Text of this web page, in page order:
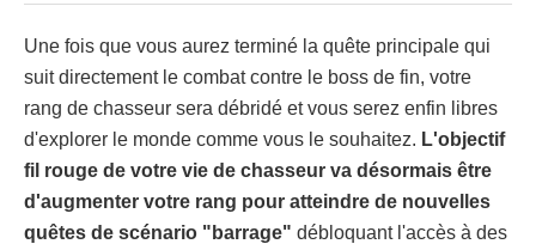
Une fois que vous aurez terminé la quête principale qui
suit directement le combat contre le boss de fin, votre
rang de chasseur sera débridé et vous serez enfin libres
d'explorer le monde comme vous le souhaitez. L'objectif
fil rouge de votre vie de chasseur va désormais être
d'augmenter votre rang pour atteindre de nouvelles
quêtes de scénario "barrage" débloquant l'accès à des